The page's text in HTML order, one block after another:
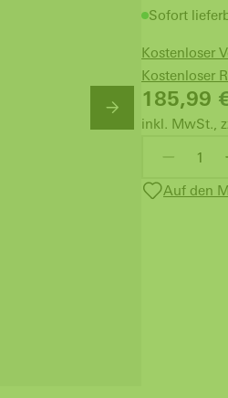
Sofort
Kostenloser
Kostenloser
185,99
inkl. MwSt.,
Auf den